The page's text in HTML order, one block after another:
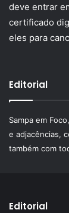
deve entrar
certificado
eles para
Editorial
Sampa em
e adjacências,
também com
Editorial